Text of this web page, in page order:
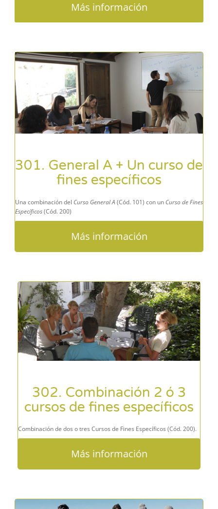
Más información
301. General A + Un curso de
fines específicos
Una combinación del Curso General A (Cód. 101) con un Curso de Fines
Específicos(Cód. 200)
Más información
302. Combinación 2 ó 3
cursos de fines específicos
Combinación de dos o tres Cursos de Fines Específicos (Cód. 200).
Más información